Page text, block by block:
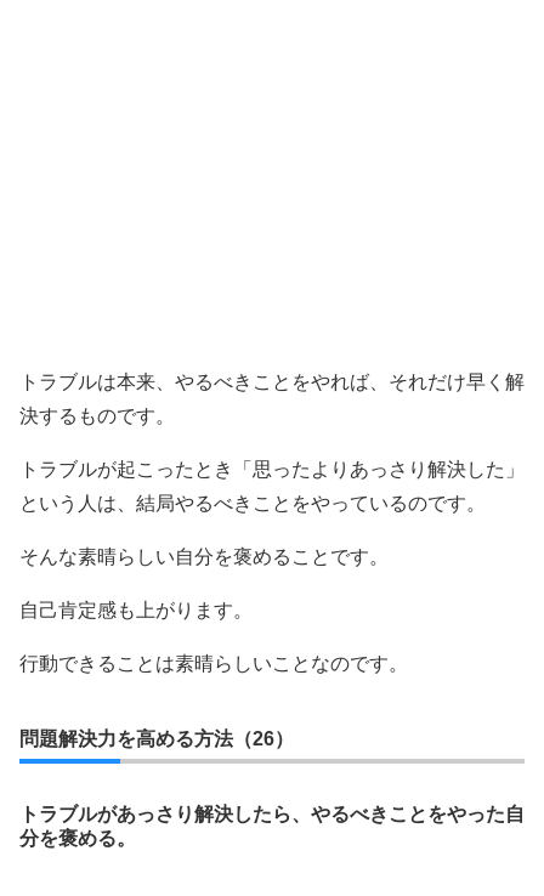
トラブルは本来、やるべきことをやれば、それだけ早く解
決するものです。
トラブルが起こったとき「思ったよりあっさり解決した」
という人は、結局やるべきことをやっているのです。
そんな素晴らしい自分を褒めることです。
自己肯定感も上がります。
行動できることは素晴らしいことなのです。
問題解決力を高める方法（26）
トラブルがあっさり解決したら、やるべきことをやった自
分を褒める。